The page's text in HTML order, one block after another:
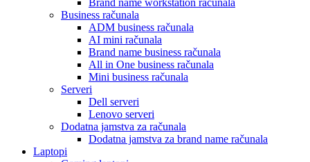
Brand name workstation računala
Business računala
ADM business računala
AI mini računala
Brand name business računala
All in One business računala
Mini business računala
Serveri
Dell serveri
Lenovo serveri
Dodatna jamstva za računala
Dodatna jamstva za brand name računala
Laptopi